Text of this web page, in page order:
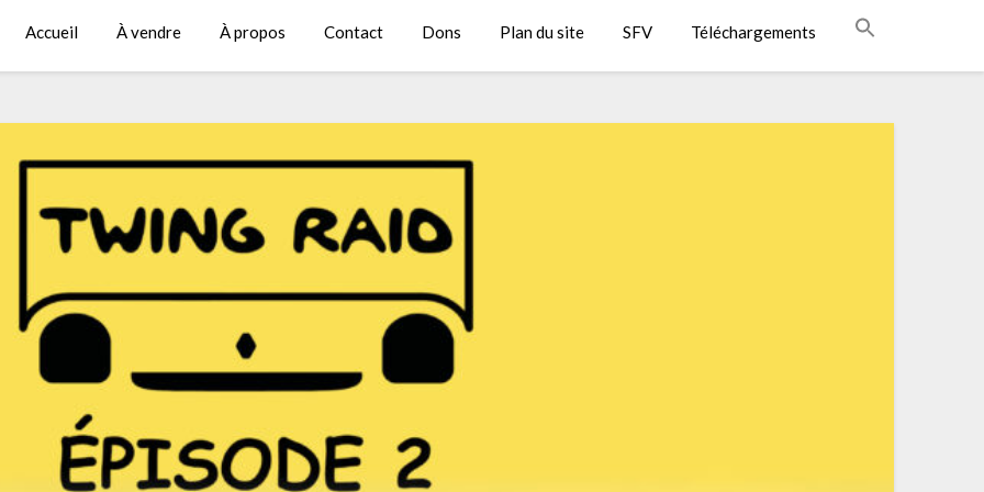
Accueil À vendre À propos Contact Dons Plan du site SFV Téléchargements